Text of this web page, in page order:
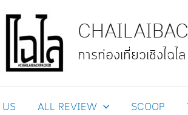
การท่องเที่ยวเชิงไฉไล
ALL REVIEW SCOOP